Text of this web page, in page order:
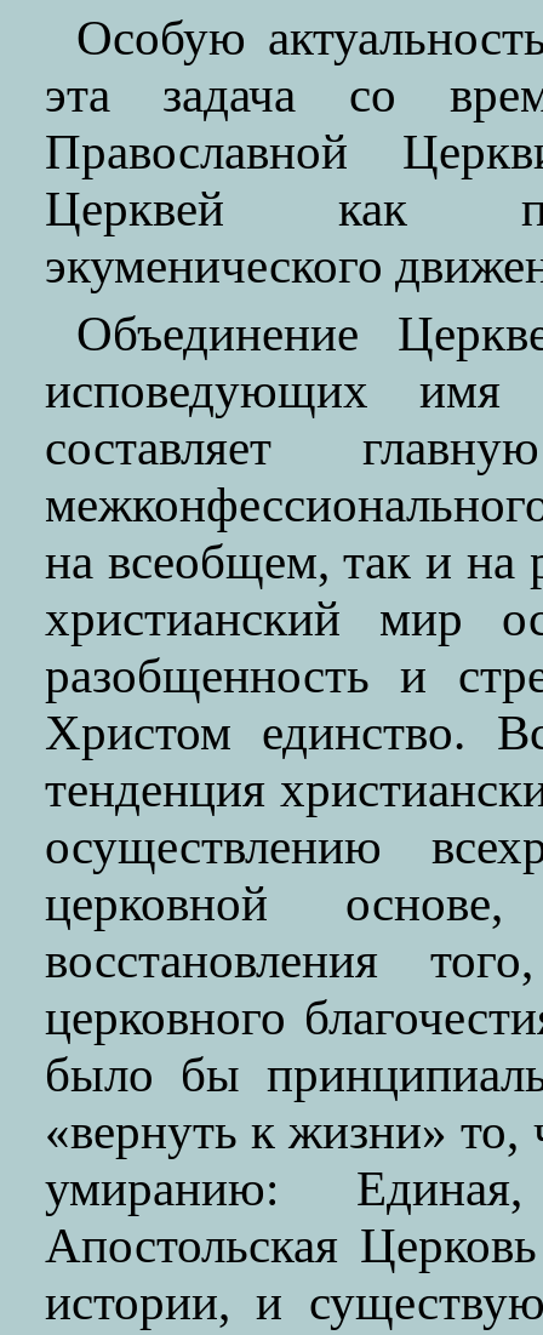
Особую
эта задача со
Православной
Церквей как
экуменического
Объединение
исповедующих имя
составляет
на всеобщем, так и на
христианский мир
разобщенность и
Христом единство.
тенденция
осуществлению
церковной
восстановления
церковного
было бы
«вернуть к жизни»
умиранию:
Апостольская
истории, и